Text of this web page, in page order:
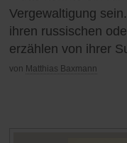
Vergewaltigung
ihren russischen
erzählen von ihrer
von Matthias Baxmann